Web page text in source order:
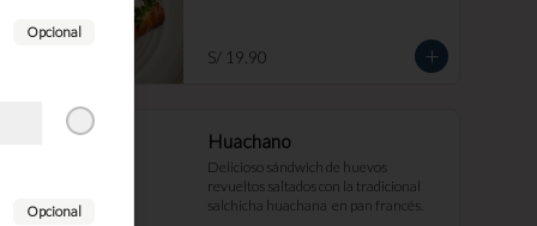
S/ 19.90
Huachano
Delicioso sándwich de huevos
revueltos saltados con la tradicional
salchicha huachana  en pan francés.
Opcional
Opcional